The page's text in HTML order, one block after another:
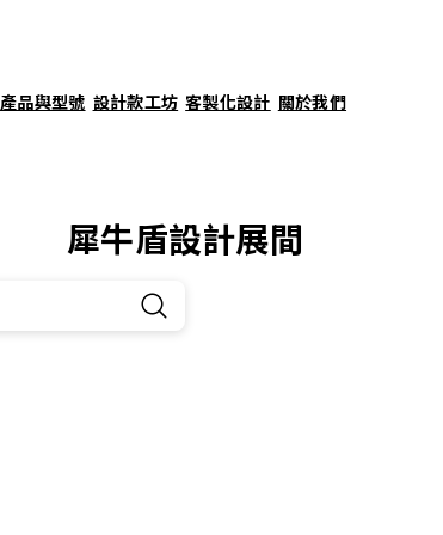
產品與型號 設計款工坊 客製化設計 關於我們
犀牛盾設計展間